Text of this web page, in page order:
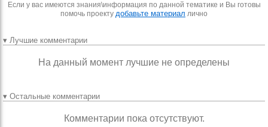
Если у вас имеются знания\информация по данной тематике и Вы готовы
помочь проекту добавьте материал лично
▾ Лучшие комментарии
На данный момент лучшие не определены
▾ Остальные комментарии
Комментарии пока отсутствуют.